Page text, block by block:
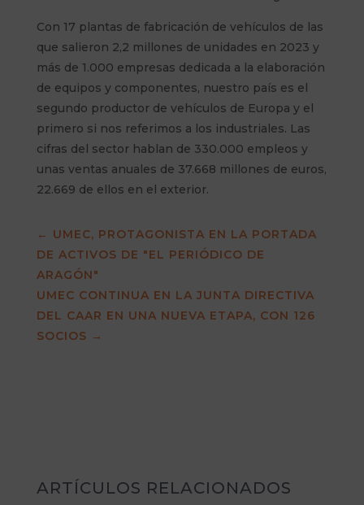
Con 17 plantas de fabricación de vehículos de las
que salieron 2,2 millones de unidades en 2023 y
más de 1.000 empresas dedicada a la elaboración
de equipos y componentes, nuestro país es el
segundo productor de vehículos de Europa y el
primero si nos referimos a los industriales. Las
cifras del sector hablan de 330.000 empleos y
unas ventas anuales de 37.668 millones de euros,
22.669 de ellos en el exterior.
← UMEC, PROTAGONISTA EN LA PORTADA
DE ACTIVOS DE "EL PERIÓDICO DE
ARAGÓN"
UMEC CONTINUA EN LA JUNTA DIRECTIVA
DEL CAAR EN UNA NUEVA ETAPA, CON 126
SOCIOS →
ARTÍCULOS RELACIONADOS